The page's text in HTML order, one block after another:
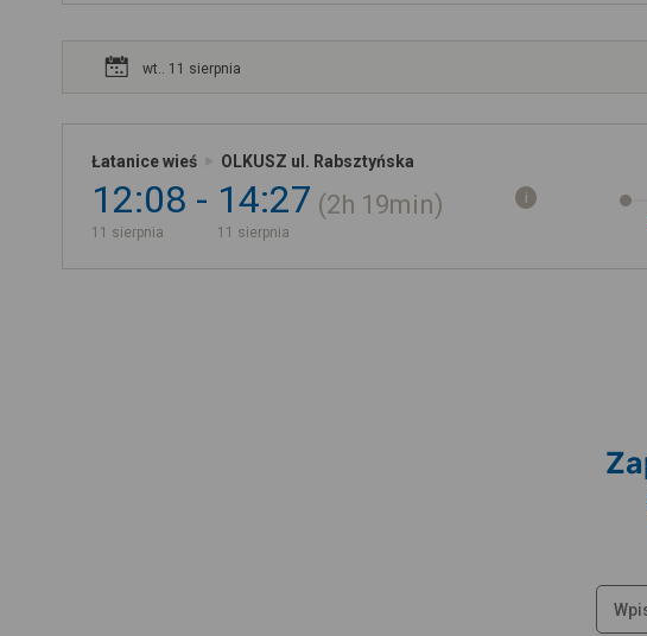
wt.. 11 sierpnia
Łatanice wieś OLKUSZ ul. Rabsztyńska
12:08
11 sierpnia
14:27
11 sierpnia
2h 19min